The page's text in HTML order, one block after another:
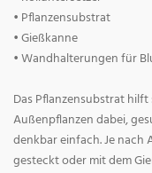
• Pflanzensubstrat
• Gießkanne
• Wandhalterungen für
Das Pflanzensubstrat
Außenpflanzen dabei,
denkbar einfach. Je nach
gesteckt oder mit dem